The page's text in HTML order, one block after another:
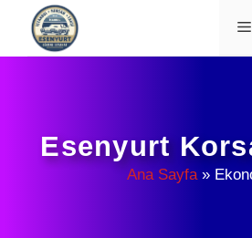
İçeriğe
Esenyurt
Ana Sayfa»